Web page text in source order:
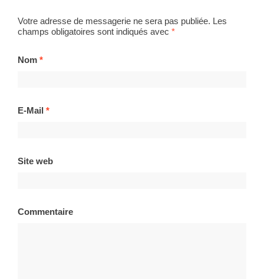
Votre adresse de messagerie ne sera pas publiée. Les
champs obligatoires sont indiqués avec *
Nom *
E-Mail *
Site web
Commentaire